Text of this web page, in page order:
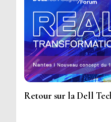
Retour sur la Dell